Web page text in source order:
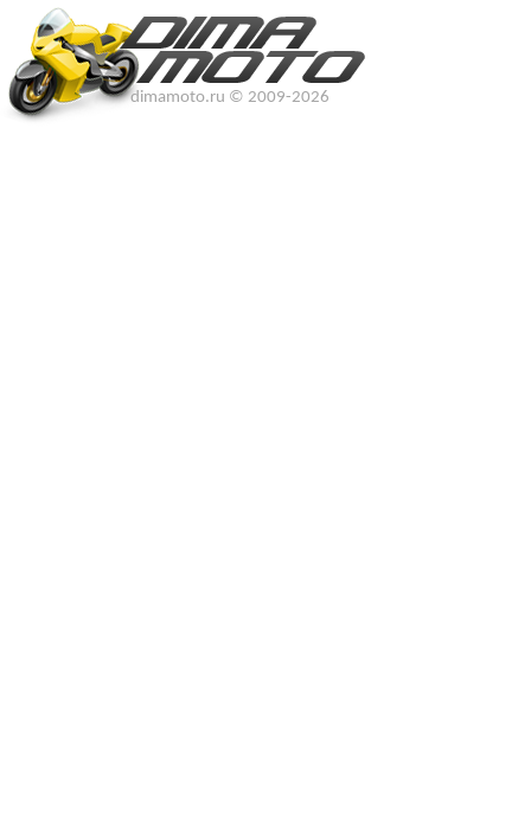
dimamoto.ru © 2009-2026